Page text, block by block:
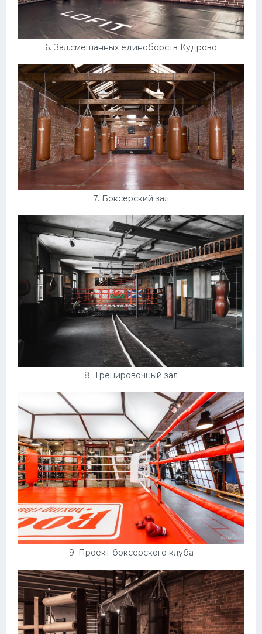
6. Зал.смешанных единоборств Кудрово
7. Боксерский зал
8. Тренировочный зал
9. Проект боксерского клуба